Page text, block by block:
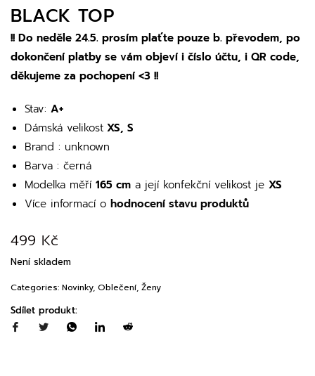
BLACK TOP
!! Do neděle 24.5. prosím plaťte pouze b. převodem, po
dokončení platby se vám objeví i číslo účtu, i QR code,
děkujeme za pochopení <3 !!
Stav: A+
Dámská velikost XS, S
Brand : unknown
Barva : černá
Modelka měří 165 cm a její konfekční velikost je XS
Více informací o hodnocení stavu produktů
499 Kč
Není skladem
Categories: Novinky, Oblečení, Ženy
Sdílet produkt: